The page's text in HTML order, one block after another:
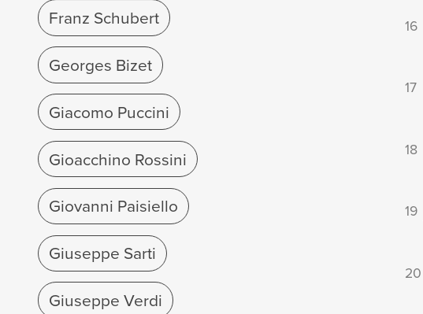
Franz Schubert
Georges Bizet
Giacomo Puccini
Gioacchino Rossini
Giovanni Paisiello
Giuseppe Sarti
Giuseppe Verdi
16
17
18
19
20